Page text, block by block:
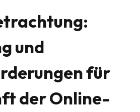
und
für
der Online-